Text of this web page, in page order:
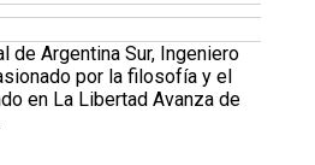
de Argentina Sur, Ingeniero
por la filosofía y el
en La Libertad Avanza de